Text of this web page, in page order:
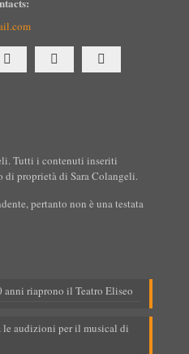
Tutti i contenuti inseriti
di proprietà di Sara Colangeli.
pertanto non è una testata
riaprono il Teatro Eliseo
audizioni per il musical di